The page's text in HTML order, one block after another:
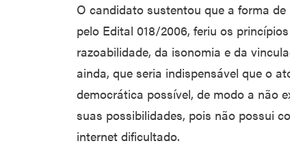
O candidato sustentou que a forma
pelo Edital 018/2006, feriu os
razoabilidade, da isonomia e da
ainda, que seria indispensável que o
democrática possível, de modo a não
suas possibilidades, pois não possui
internet dificultado.